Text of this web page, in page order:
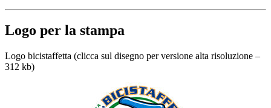
Logo per la stampa
Logo bicistaffetta (clicca sul disegno per versione alta risoluzione –
312 kb)